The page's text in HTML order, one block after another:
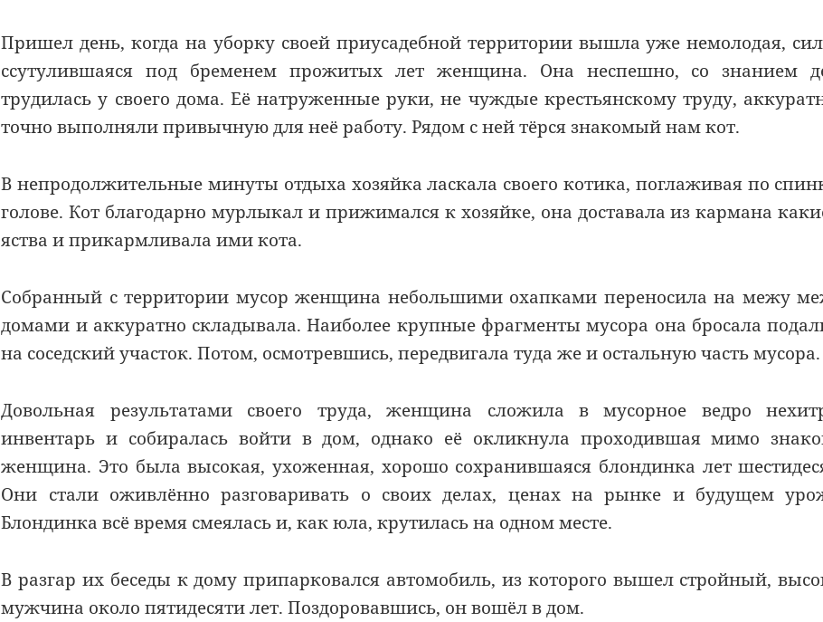
Пришел день, когда на уборку своей приусадебной территории вышла уже немолодая,
ссутулившаяся под бременем прожитых лет женщина. Она неспешно, со знанием
трудилась у своего дома. Её натруженные руки, не чуждые крестьянскому труду,
точно выполняли привычную для неё работу. Рядом с ней тёрся знакомый нам кот.
В непродолжительные минуты отдыха хозяйка ласкала своего котика, поглаживая по
голове. Кот благодарно мурлыкал и прижимался к хозяйке, она доставала из кармана
яства и прикармливала ими кота.
Собранный с территории мусор женщина небольшими охапками переносила на межу
домами и аккуратно складывала. Наиболее крупные фрагменты мусора она бросала
на соседский участок. Потом, осмотревшись, передвигала туда же и остальную часть мусора.
Довольная результатами своего труда, женщина сложила в мусорное ведро
инвентарь и собиралась войти в дом, однако её окликнула проходившая мимо
женщина. Это была высокая, ухоженная, хорошо сохранившаяся блондинка лет
Они стали оживлённо разговаривать о своих делах, ценах на рынке и будущем
Блондинка всё время смеялась и, как юла, крутилась на одном месте.
В разгар их беседы к дому припарковался автомобиль, из которого вышел стройный,
мужчина около пятидесяти лет. Поздоровавшись, он вошёл в дом.